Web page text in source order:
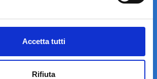
Accetta tutti
Rifiuta